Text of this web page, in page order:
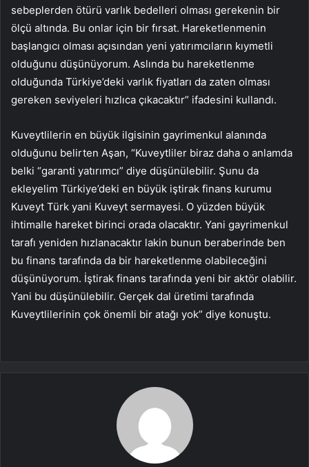
sebeplerden ötürü varlık bedelleri olması gerekenin bir
ölçü altında. Bu onlar için bir fırsat. Hareketlenmenin
başlangıcı olması açısından yeni yatırımcıların kıymetli
olduğunu düşünüyorum. Aslında bu hareketlenme
olduğunda Türkiye’deki varlık fiyatları da zaten olması
gereken seviyeleri hızlıca çıkacaktır” ifadesini kullandı.
Kuveytlilerin en büyük ilgisinin gayrimenkul alanında
olduğunu belirten Aşan, “Kuveytliler biraz daha o anlamda
belki “garanti yatırımcı” diye düşünülebilir. Şunu da
ekleyelim Türkiye’deki en büyük iştirak finans kurumu
Kuveyt Türk yani Kuveyt sermayesi. O yüzden büyük
ihtimalle hareket birinci orada olacaktır. Yani gayrimenkul
tarafı yeniden hızlanacaktır lakin bunun beraberinde ben
bu finans tarafında da bir hareketlenme olabileceğini
düşünüyorum. İştirak finans tarafında yeni bir aktör olabilir.
Yani bu düşünülebilir. Gerçek dal üretimi tarafında
Kuveytlilerinin çok önemli bir atağı yok” diye konuştu.